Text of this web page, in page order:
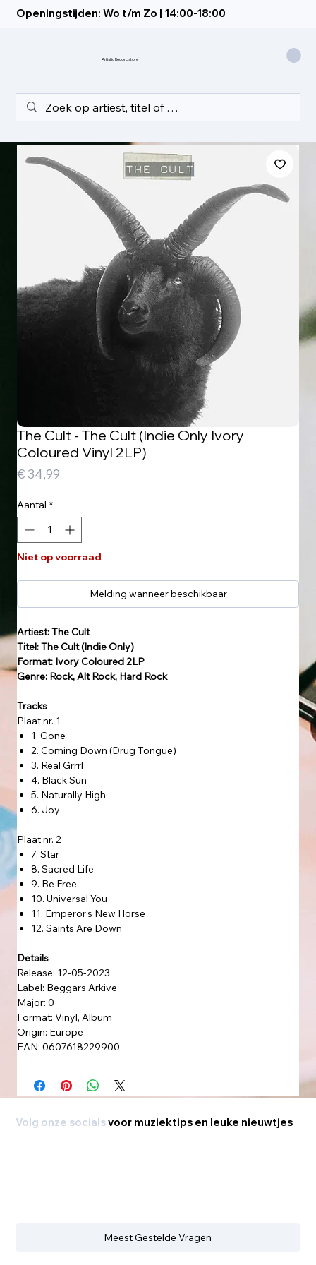
Openingstijden: Wo t/m Zo | 14:00-18:00
Artistic Recordstore
The Cult - The Cult (Indie Only Ivory
Coloured Vinyl 2LP)
€ 34,99
Aantal *
Niet op voorraad
Melding wanneer beschikbaar
Artiest: The Cult
Titel: The Cult (Indie Only)
Format: Ivory Coloured 2LP
Genre: Rock, Alt Rock, Hard Rock
Tracks
Plaat nr. 1
1. Gone
2. Coming Down (Drug Tongue)
3. Real Grrrl
4. Black Sun
5. Naturally High
6. Joy
Plaat nr. 2
7. Star
8. Sacred Life
9. Be Free
10. Universal You
11. Emperor's New Horse
12. Saints Are Down
Details
Release: 12-05-2023
Label: Beggars Arkive
Major: 0
Format: Vinyl, Album
Origin: Europe
EAN: 0607618229900
Volg onze socialsvoor muziektips en leuke nieuwtjes
Meest Gestelde Vragen